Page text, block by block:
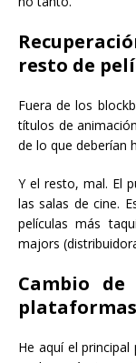
resto de
Fuera de los
títulos de
de lo que deberían
Y el resto, mal. El
las salas de cine.
películas más
majors
Cambio
plataformas
He aquí el